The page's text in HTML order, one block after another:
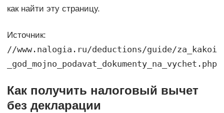
как найти эту страницу.
Источник:
//www.nalogia.ru/deductions/guide/za_kakoi
_god_mojno_podavat_dokumenty_na_vychet.php
Как получить налоговый вычет
без декларации